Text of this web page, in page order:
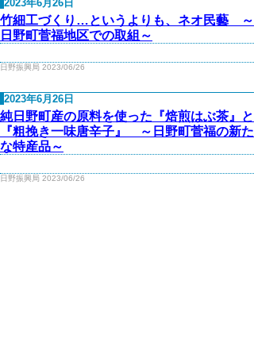
2023年6月26日
竹細工づくり…というよりも、ネオ民藝 ～
日野町菅福地区での取組～
日野振興局 2023/06/26
2023年6月26日
純日野町産の原料を使った『焙煎はぶ茶』と
『粗挽き一味唐辛子』 ～日野町菅福の新た
な特産品～
日野振興局 2023/06/26